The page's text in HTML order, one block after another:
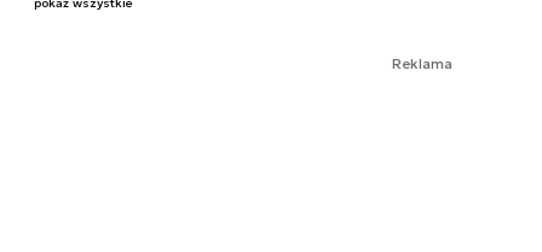
pokaż wszystkie
Reklama